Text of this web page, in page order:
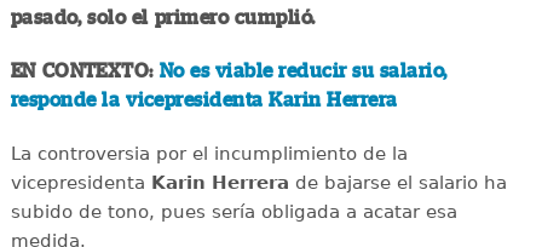
pasado, solo el primero cumplió.
EN CONTEXTO: No es viable reducir su salario,
responde la vicepresidenta Karin Herrera
La controversia por el incumplimiento de la
vicepresidenta Karin Herrera de bajarse el salario ha
subido de tono, pues sería obligada a acatar esa
medida.